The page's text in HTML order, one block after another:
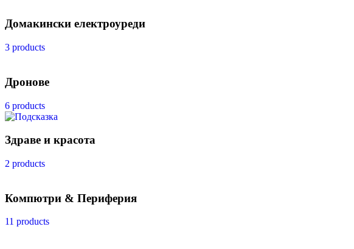
Домакински електроуреди
3 products
Дронове
6 products
Здраве и красота
2 products
Компютри & Периферия
11 products